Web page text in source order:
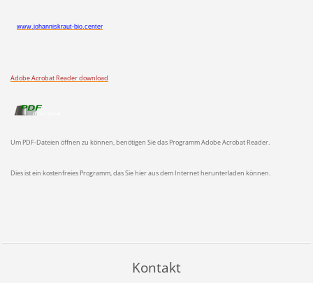
www.johanniskraut-bio.center
Adobe Acrobat Reader download
Um PDF-Dateien öffnen zu können, benötigen Sie das Programm Adobe Acrobat Reader.
Dies ist ein kostenfreies Programm, das Sie hier aus dem Internet herunterladen können.
Kontakt